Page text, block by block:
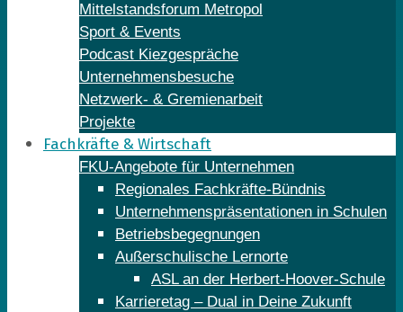
Mittelstandsforum Metropol
Sport & Events
Podcast Kiezgespräche
Unternehmensbesuche
Netzwerk- & Gremienarbeit
Projekte
Fachkräfte & Wirtschaft
FKU-Angebote für Unternehmen
Regionales Fachkräfte-Bündnis
Unternehmenspräsentationen in Schulen
Betriebsbegegnungen
Außerschulische Lernorte
ASL an der Herbert-Hoover-Schule
Karrieretag – Dual in Deine Zukunft